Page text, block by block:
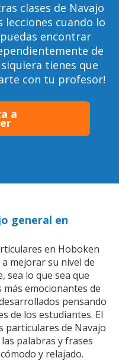
clases de Navajo
lecciones cuando lo
encontrar
de
tienes que
con tu profesor!
a
general en
en Hoboken
mejorar su nivel de
sea lo que sea que
más emocionantes de
pensando
de los estudiantes. El
particulares de Navajo
palabras y frases
y relajado.